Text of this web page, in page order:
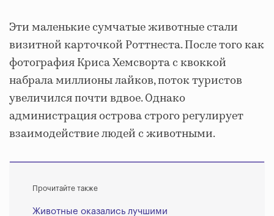
Эти маленькие сумчатые животные стали
визитной карточкой Роттнеста. После того как
фотография Криса Хемсворта с квоккой
набрала миллионы лайков, поток туристов
увеличился почти вдвое. Однако
администрация острова строго регулирует
взаимодействие людей с животными.
Прочитайте также
Животные оказались лучшими